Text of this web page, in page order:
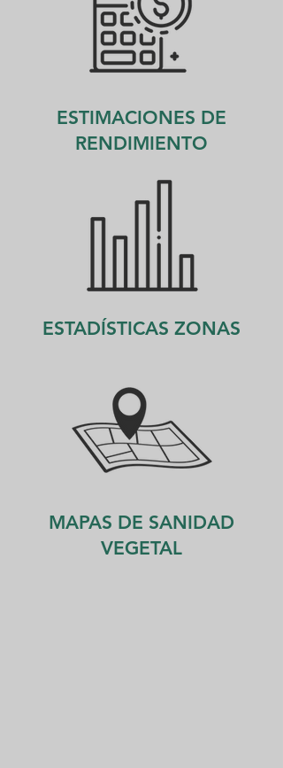
ESTIMACIONES DE
RENDIMIENTO
ESTADÍSTICAS ZONAS
MAPAS DE SANIDAD
VEGETAL